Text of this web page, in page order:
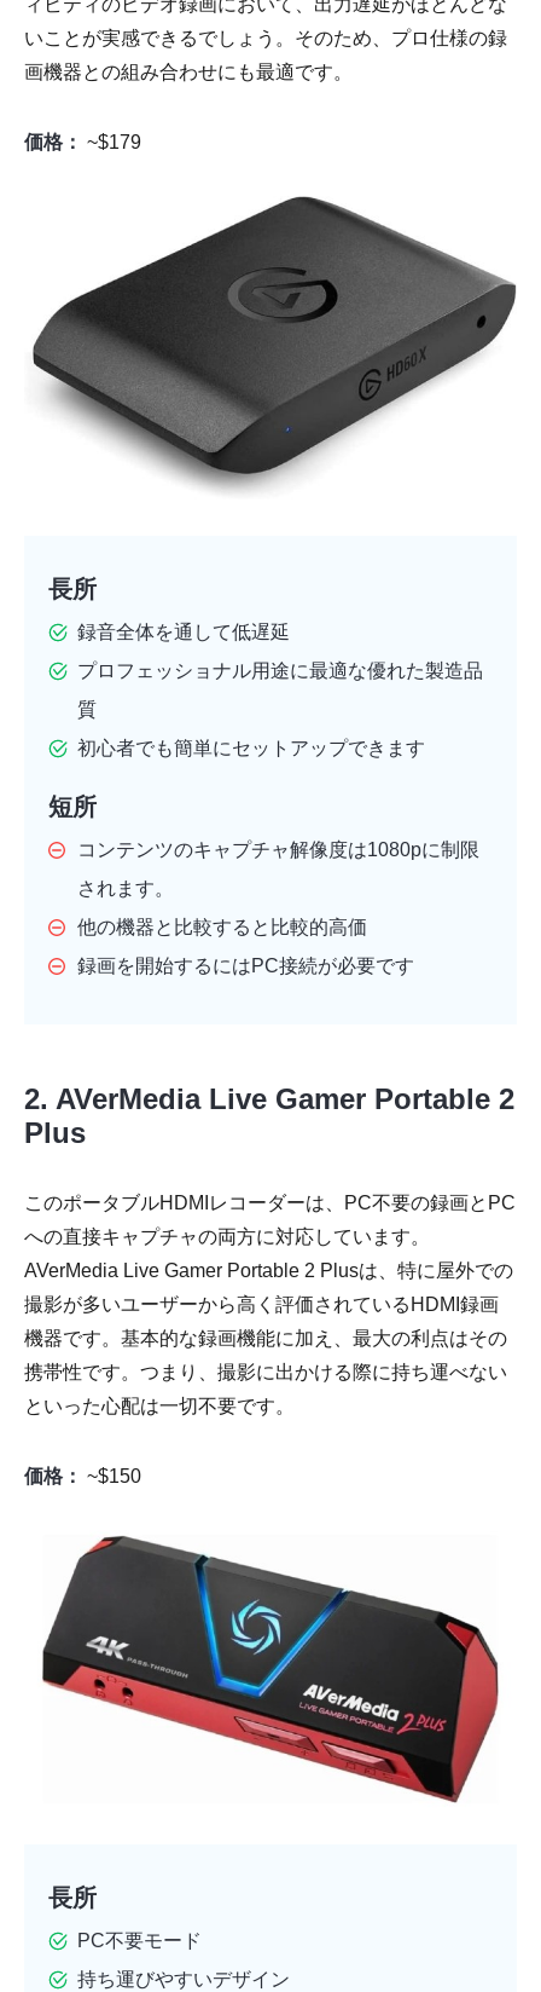
ィビティのビデオ録画において、出力遅延がほとんどな
いことが実感できるでしょう。そのため、プロ仕様の録
画機器との組み合わせにも最適です。
価格： ~$179
長所
録音全体を通して低遅延
プロフェッショナル用途に最適な優れた製造品
質
初心者でも簡単にセットアップできます
短所
コンテンツのキャプチャ解像度は1080pに制限
されます。
他の機器と比較すると比較的高価
録画を開始するにはPC接続が必要です
2. AVerMedia Live Gamer Portable 2
Plus
このポータブルHDMIレコーダーは、PC不要の録画とPC
への直接キャプチャの両方に対応しています。
AVerMedia Live Gamer Portable 2 Plusは、特に屋外での
撮影が多いユーザーから高く評価されているHDMI録画
機器です。基本的な録画機能に加え、最大の利点はその
携帯性です。つまり、撮影に出かける際に持ち運べない
といった心配は一切不要です。
価格： ~$150
長所
PC不要モード
持ち運びやすいデザイン